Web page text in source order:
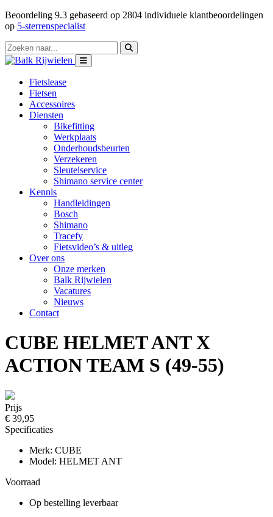
Beoordeling 9.3 gebaseerd op 2804 individuele klantbeoordelingen
op 5-sterrenspecialist
Fietslease
Fietsen
Accessoires
Diensten
Bikefitting
Werkplaats
Onderhoudsbeurten
Verzekeren
Sleutelservice
Shimano service center
Kennis
Handleidingen
Bosch
Shimano
Tracefy
Fietsvideo’s & uitleg
Over ons
Onze merken
Balk Rijwielen
Vacatures
Nieuws
Contact
CUBE HELMET ANT X
ACTION TEAM S (49-55)
Prijs
€ 39,95
Specificaties
Merk: CUBE
Model: HELMET ANT
Voorraad
Op bestelling leverbaar